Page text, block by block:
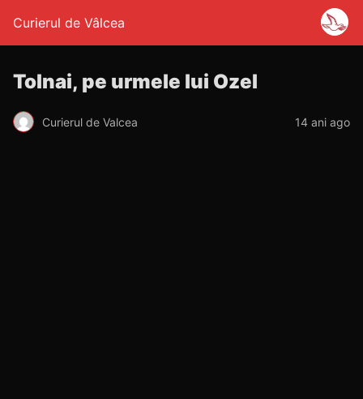
Curierul de Vâlcea
Tolnai, pe urmele lui Ozel
Curierul de Valcea 14 ani ago